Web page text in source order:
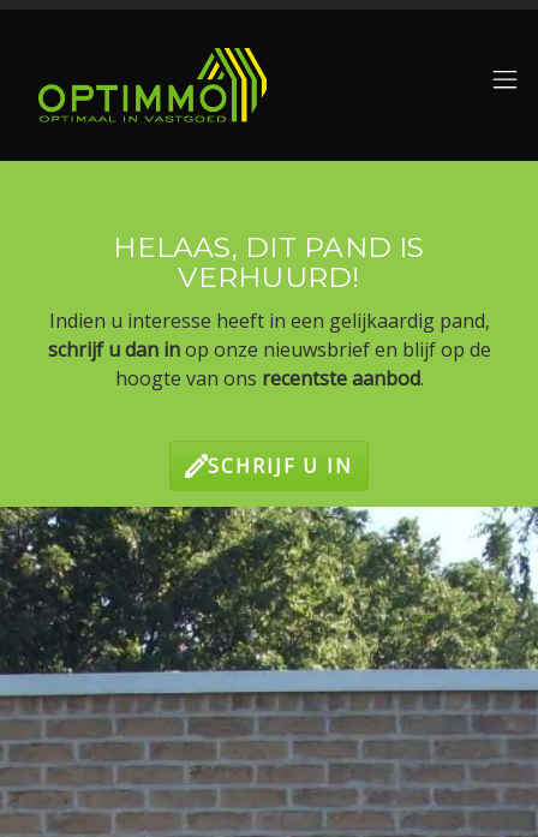
Menu overslaan en naar de inhoud gaan
HELAAS, DIT PAND IS
VERHUURD!
Indien u interesse heeft in een gelijkaardig pand,
schrijf u dan inop onze nieuwsbrief en blijf op de
hoogte van ons recentste aanbod.
SCHRIJF U IN